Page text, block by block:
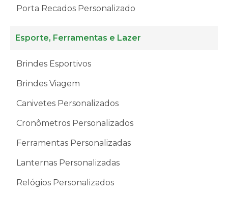
Porta Recados Personalizado
Esporte, Ferramentas e Lazer
Brindes Esportivos
Brindes Viagem
Canivetes Personalizados
Cronômetros Personalizados
Ferramentas Personalizadas
Lanternas Personalizadas
Relógios Personalizados